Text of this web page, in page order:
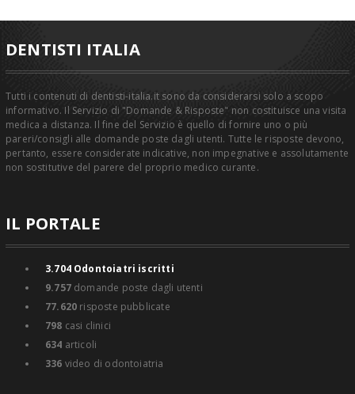
DENTISTI ITALIA
Tutti i contenuti di dentisti-italia.it sono da considerarsi solo a scopo
informativo. Il Servizio di "Domande & Risposte" non costituisce una visita
medica a distanza. Il fine del Servizio è quello di fornire uno o più
pareri/consigli alle domande poste dagli utenti. Tutte le risposte devono,
pertanto, essere considerate indicative, non impegnative e assolutamente
non sostitutive del parere del proprio medico curante.
IL PORTALE
3.704Odontoiatri iscritti
9.757domande poste dagli utenti
77.620 risposte pubblicate
798 casi clinici
634 articoli
336 video di odontoiatria